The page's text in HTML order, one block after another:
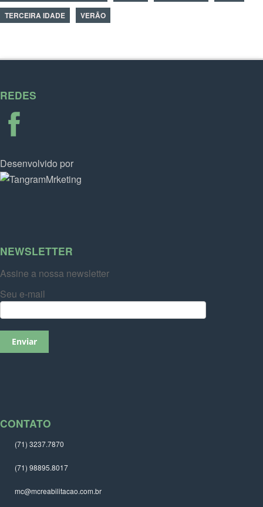
TERCEIRA IDADE
VERÃO
REDES
Desenvolvido por
NEWSLETTER
Assine a nossa newsletter
Seu e-mail
CONTATO
(71) 3237.7870
(71) 98895.8017
mc@mcreabilitacao.com.br